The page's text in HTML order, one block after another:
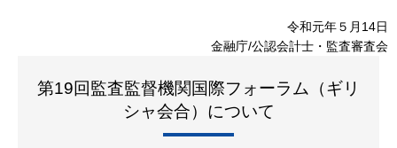
令和元年５月14日
金融庁/公認会計士・監査審査会
第19回監査監督機関国際フォーラム（ギリ
シャ会合）について